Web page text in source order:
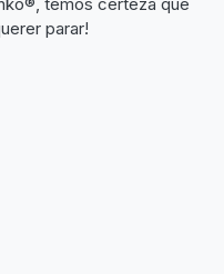
parar!